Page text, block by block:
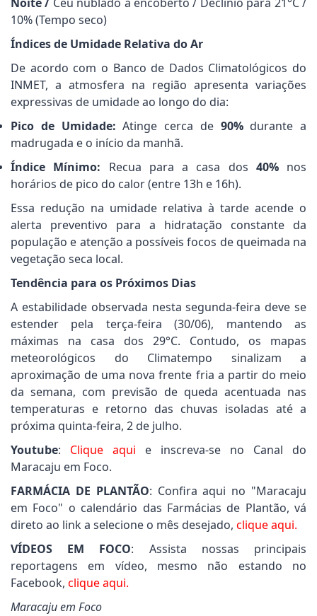
Noite / Céu nublado a encoberto / Declínio para 21°C /
10% (Tempo seco)
Índices de Umidade Relativa do Ar
De acordo com o Banco de Dados Climatológicos do
INMET, a atmosfera na região apresenta variações
expressivas de umidade ao longo do dia:
Pico de Umidade: Atinge cerca de 90%durante a
madrugada e o início da manhã.
Índice Mínimo: Recua para a casa dos 40%nos
horários de pico do calor (entre 13h e 16h).
Essa redução na umidade relativa à tarde acende o
alerta preventivo para a hidratação constante da
população e atenção a possíveis focos de queimada na
vegetação seca local.
Tendência para os Próximos Dias
A estabilidade observada nesta segunda-feira deve se
estender pela terça-feira (30/06), mantendo as
máximas na casa dos 29°C. Contudo, os mapas
meteorológicos do Climatempo sinalizam a
aproximação de uma nova frente fria a partir do meio
da semana, com previsão de queda acentuada nas
temperaturas e retorno das chuvas isoladas até a
próxima quinta-feira, 2 de julho.
Youtube: Clique aqui e inscreva-se no Canal do
Maracaju em Foco.
FARMÁCIA DE PLANTÃO: Confira aqui no "Maracaju
em Foco" o calendário das Farmácias de Plantão, vá
direto ao link a selecione o mês desejado, clique aqui.
VÍDEOS EM FOCO: Assista nossas principais
reportagens em vídeo, mesmo não estando no
Facebook, clique aqui.
Maracaju em Foco